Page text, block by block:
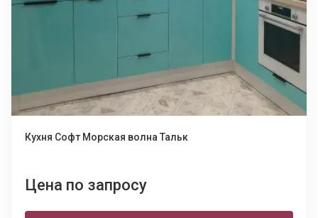
Кухня Софт Морская волна Тальк
Цена по запросу